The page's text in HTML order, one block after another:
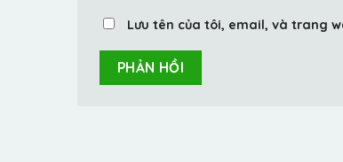
Lưu tên của tôi, email, và trang